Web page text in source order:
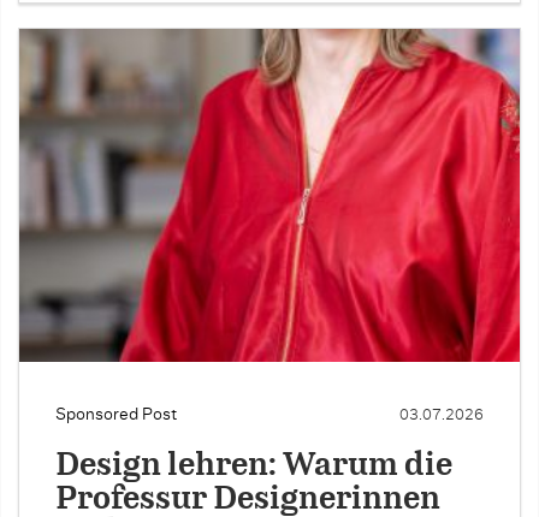
Sponsored Post 03.07.2026
Design lehren: Warum die
Professur Designerinnen